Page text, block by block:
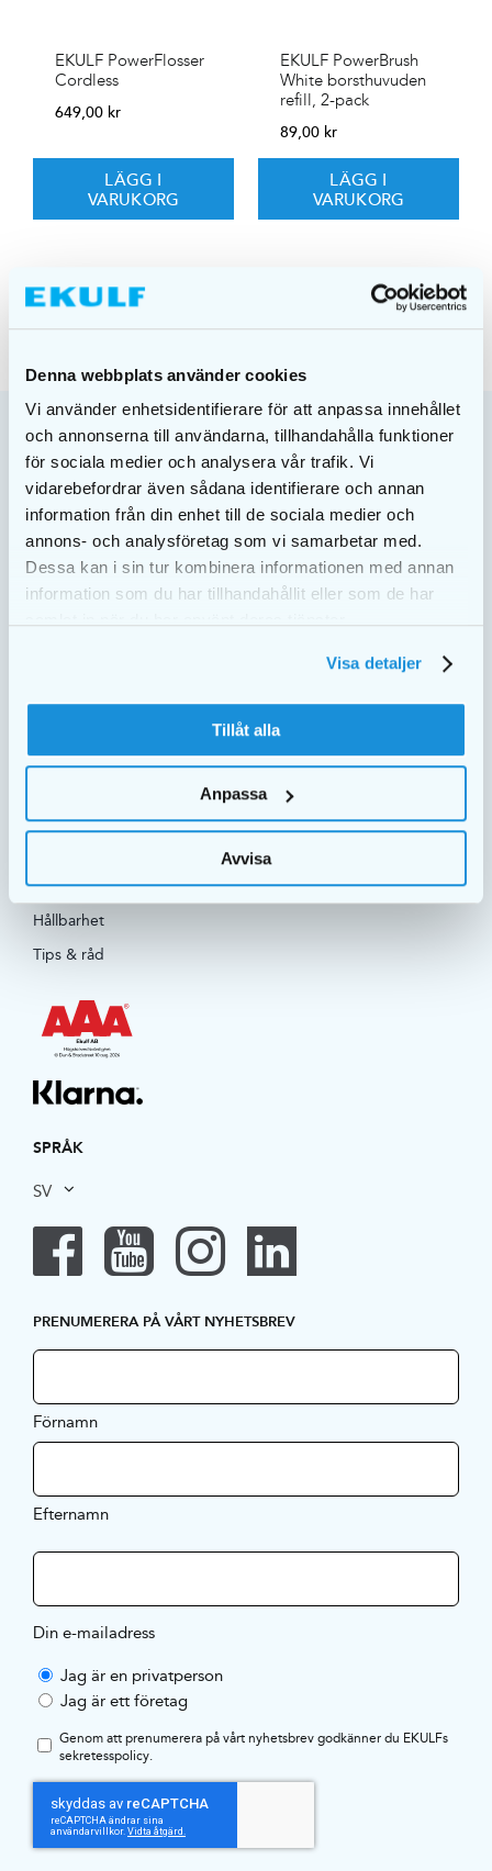
Denna webbplats använder cookies
Vi använder enhetsidentifierare för att anpassa innehållet
och annonserna till användarna, tillhandahålla funktioner
för sociala medier och analysera vår trafik. Vi
vidarebefordrar även sådana identifierare och annan
information från din enhet till de sociala medier och
annons- och analysföretag som vi samarbetar med.
Dessa kan i sin tur kombinera informationen med annan
information som du har tillhandahållit eller som de har
Visa detaljer
Tillåt alla
Anpassa
Avvisa
EKULF PowerFlosser
Cordless
649,00 kr
LÄGG I
VARUKORG
EKULF PowerBrush
White borsthuvuden
refill, 2-pack
89,00 kr
LÄGG I
VARUKORG
Postadress: EKULF AB | Box 11101 600 11 Norrköping,
Sverige
Besöksadress:Navestadsgatan 31 603 66 Norrköping
Telefon:+46 (0)11 14 40 30
Om EKULF
Mediabank
Hållbarhet
Tips & råd
SPRÅK
SV
PRENUMERERA PÅ VÅRT NYHETSBREV
Förnamn
Efternamn
Din e-mailadress
Jag är en privatperson
Jag är ett företag
Genom att prenumerera på vårt nyhetsbrev godkänner du EKULFs
sekretesspolicy.